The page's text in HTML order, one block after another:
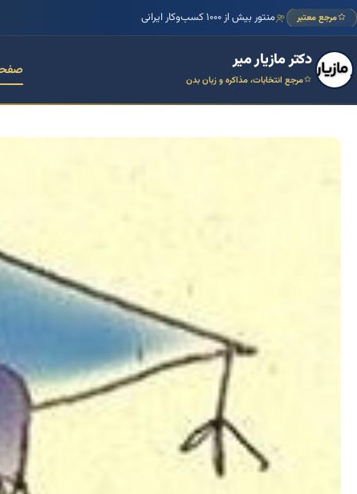
مرجع معتبر منتور بیش از ۱۰۰۰ کسب‌وکار ایرانی
دکتر مازیار میر
مرجع انتخابات، مذاکره و زبان بدن